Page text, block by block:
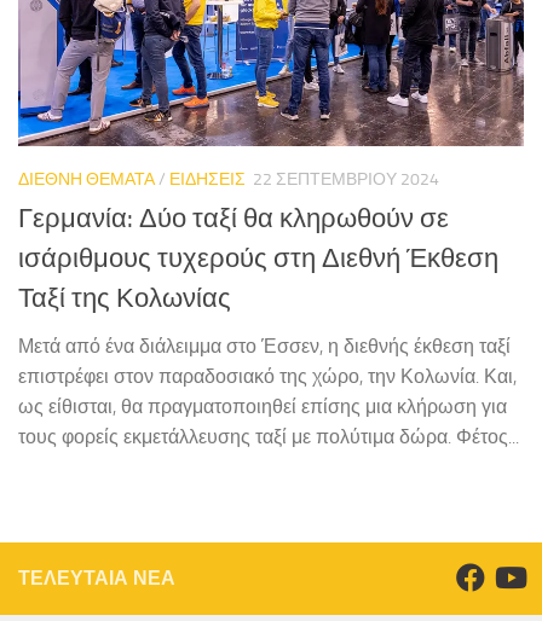
ΔΙΕΘΝΗ ΘΕΜΑΤΑ/ ΕΙΔΗΣΕΙΣ 22 ΣΕΠΤΕΜΒΡΊΟΥ 2024
Γερμανία: Δύο ταξί θα κληρωθούν σε
ισάριθμους τυχερούς στη Διεθνή Έκθεση
Ταξί της Κολωνίας
Μετά από ένα διάλειμμα στο Έσσεν, η διεθνής έκθεση ταξί
επιστρέφει στον παραδοσιακό της χώρο, την Κολωνία. Και,
ως είθισται, θα πραγματοποιηθεί επίσης μια κλήρωση για
τους φορείς εκμετάλλευσης ταξί με πολύτιμα δώρα. Φέτος...
ΤΕΛΕΥΤΑΙΑ ΝΕΑ